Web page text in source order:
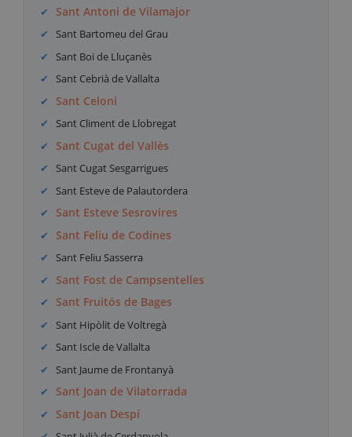
Sant Antoni de Vilamajor
Sant Bartomeu del Grau
Sant Boi de Lluçanès
Sant Cebrià de Vallalta
Sant Celoni
Sant Climent de Llobregat
Sant Cugat del Vallès
Sant Cugat Sesgarrigues
Sant Esteve de Palautordera
Sant Esteve Sesrovires
Sant Feliu de Codines
Sant Feliu Sasserra
Sant Fost de Campsentelles
Sant Fruitós de Bages
Sant Hipòlit de Voltregà
Sant Iscle de Vallalta
Sant Jaume de Frontanyà
Sant Joan de Vilatorrada
Sant Joan Despí